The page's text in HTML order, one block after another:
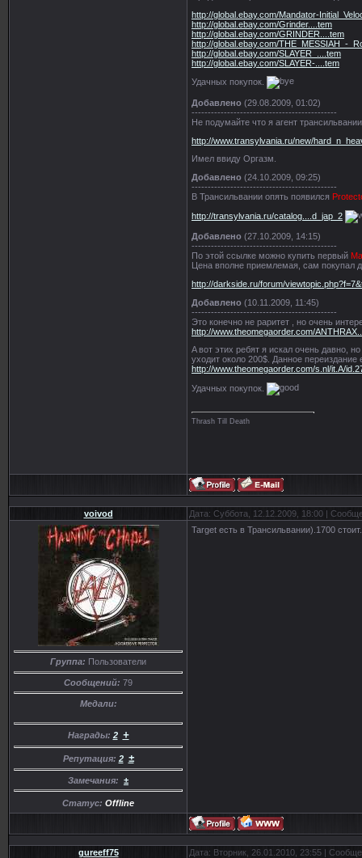
http://global.ebay.com/Mandator-
http://global.ebay.com/Grinder....tem
http://global.ebay.com/GRINDER....tem
http://global.ebay.com/THE_MESSIAH_-
http://global.ebay.com/SLAYER_....tem
http://global.ebay.com/SLAYER-....tem
Удачных покупок.
Добавлено (29.08.2009, 01:02)
---------------------------------------------
Не подумайте что я агент
http://www.transylvania.ru/new/
Имел ввиду Оргазм.
Добавлено (24.10.2009, 09:25)
---------------------------------------------
В Трансильвании опять появился
http://transylvania.ru/catalog....d_jap_2
Добавлено (27.10.2009, 14:15)
---------------------------------------------
По этой ссылке можно купить первый
Цена вполне приемлемая, сам покупал
http://darkside.ru/forum/
Добавлено (10.11.2009, 11:45)
---------------------------------------------
Это конечно не раритет , но очень
http://www.theomegaorder.com/
A вот этих ребят я искал очень давно,
уходит около 200$. Данное
http://www.theomegaorder.com/s.nl/it.A/
Удачных покупок.
Thrash Till Death
voivod Дата: Суббота, 12.12.2009, 18:00 |
Группа: Пользователи
Сообщений: 79
Медали:
Награды: 2 +
Репутация: 2 ±
Замечания: ±
Статус: Offline
Target есть в Трансильвании).1700 стоит.
gureeff75 Дата: Вторник, 26.01.2010, 23:55 |